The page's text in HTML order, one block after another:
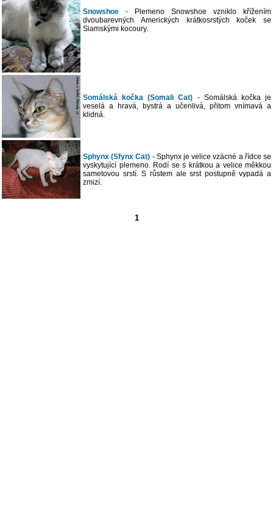
Snowshoe - Plemeno Snowshoe vzniklo křížením
dvoubarevných Amerických krátkosrstých koček se
Siamskými kocoury.
Somálská kočka (Somali Cat) - Somálská kočka je
veselá a hravá, bystrá a učenlivá, přitom vnímavá a
klidná.
Sphynx (Sfynx Cat) - Sphynx je velice vzácné a řídce se
vyskytující plemeno. Rodí se s krátkou a velice měkkou
sametovou srstí. S růstem ale srst postupně vypadá a
zmizí.
1